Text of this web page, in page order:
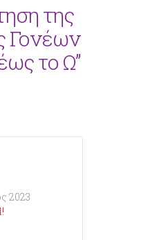
της
Γονέων
το Ω”
2023